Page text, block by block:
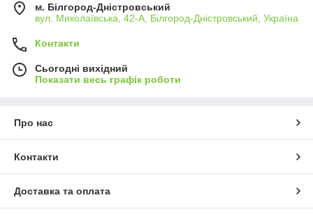
м. Білгород-Дністровський
вул. Миколаївська, 42-А, Білгород-Дністровський, Україна
Контакти
Сьогодні вихідний
Показати весь графік роботи
Про нас
Контакти
Доставка та оплата